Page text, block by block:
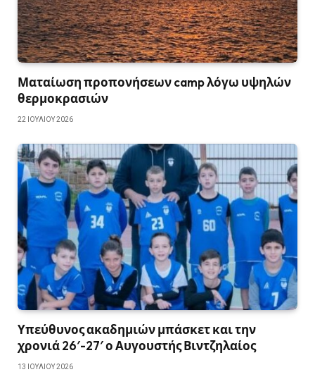
Ματαίωση προπονήσεων camp λόγω υψηλών
θερμοκρασιών
22 ΙΟΥΛΊΟΥ 2026
Υπεύθυνος ακαδημιών μπάσκετ και την
χρονιά 26′-27′ ο Αυγουστής Βιντζηλαίος
13 ΙΟΥΛΊΟΥ 2026